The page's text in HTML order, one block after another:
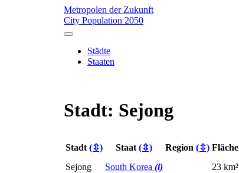
Metropolen der Zukunft
City Population 2050
Städte
Staaten
Stadt: Sejong
Stadt (⇳) Staat (⇳) Region (⇳) Fläche
Sejong
South Korea (i) 23 km²